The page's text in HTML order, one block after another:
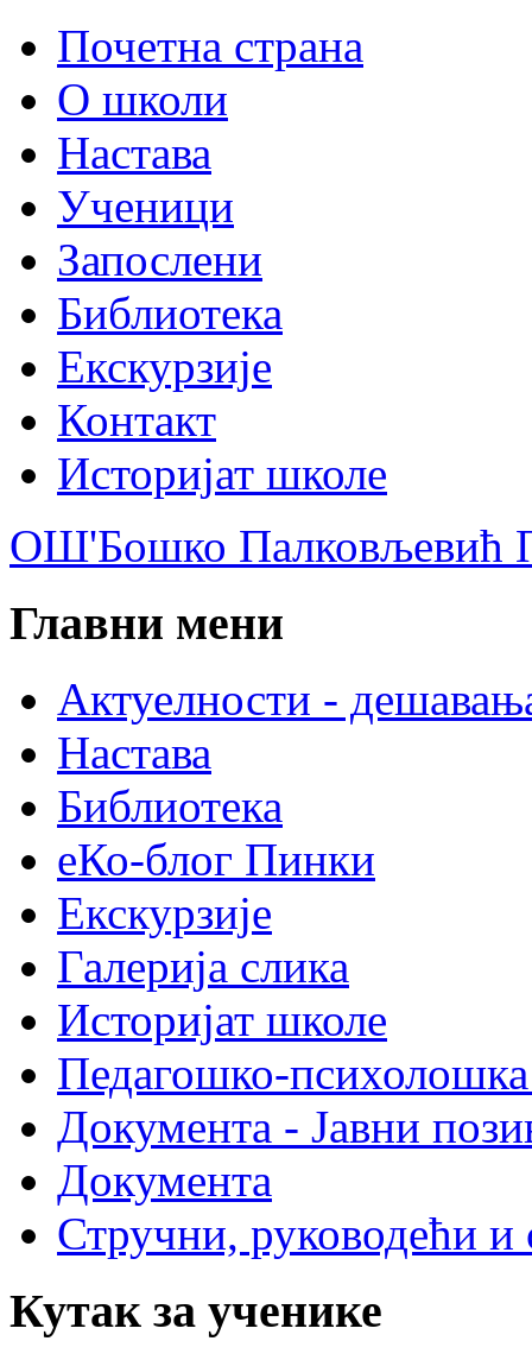
Почетна страна
О школи
Настава
Ученици
Запослени
Библиотека
Екскурзије
Контакт
Историјат школе
ОШ'Бошко Палковљевић
Главни мени
Актуелности -
Настава
Библиотека
еКо-блог Пинки
Екскурзије
Галерија слика
Историјат школе
Педагошко-психолошка
Документа - Јавни
Документа
Стручни, руководећи и
Кутак за ученике